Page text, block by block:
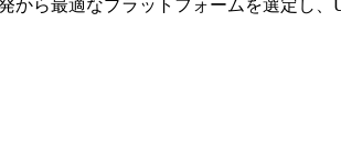
から最適なプラットフォームを選定し、